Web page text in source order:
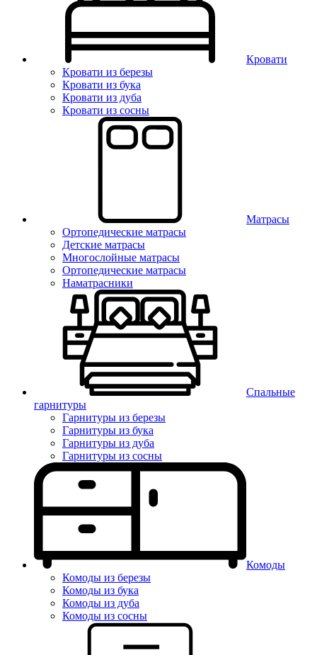
Кровати
Кровати из березы
Кровати из бука
Кровати из дуба
Кровати из сосны
Матрасы
Ортопедические матрасы
Детские матрасы
Многослойные матрасы
Ортопедические матрасы
Наматрасники
Спальные
гарнитуры
Гарнитуры из березы
Гарнитуры из бука
Гарнитуры из дуба
Гарнитуры из сосны
Комоды
Комоды из березы
Комоды из бука
Комоды из дуба
Комоды из сосны